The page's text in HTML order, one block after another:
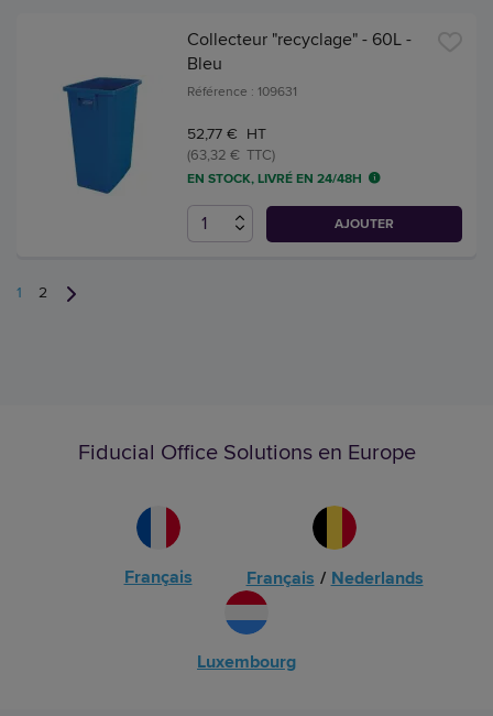
Collecteur "recyclage" - 60L -
Bleu
Référence : 109631
52,77 € HT
(63,32 € TTC)
EN STOCK, LIVRÉ EN 24/48H
AJOUTER
1 2
Fiducial Office Solutions en Europe
Français Français / Nederlands
Luxembourg